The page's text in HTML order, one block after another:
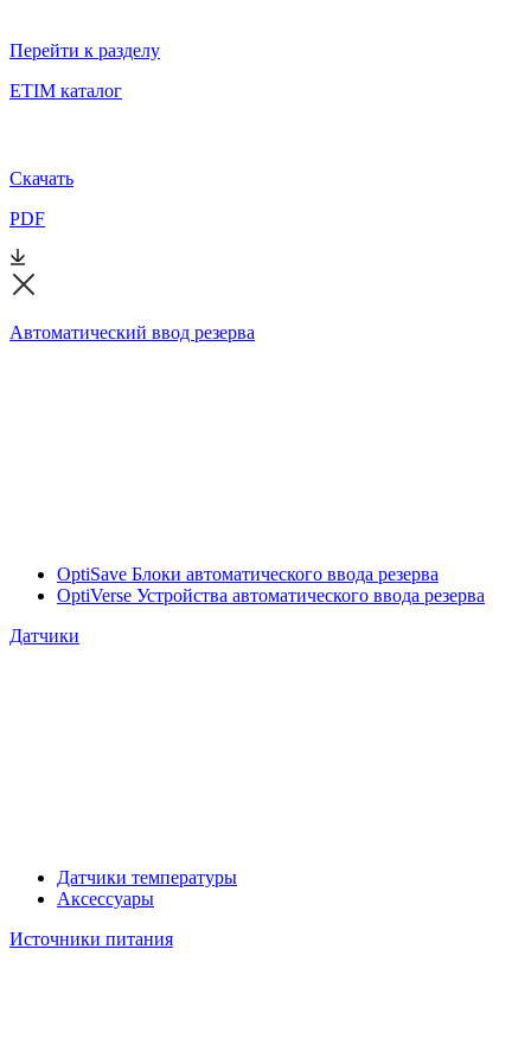
Перейти к разделу
ETIM каталог
Скачать
PDF
Автоматический ввод резерва
OptiSave Блоки автоматического ввода резерва
OptiVerse Устройства автоматического ввода резерва
Датчики
Датчики температуры
Аксессуары
Источники питания